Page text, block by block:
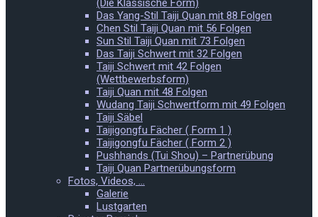
(Die Klassische Form)
Das Yang-Stil Taiji Quan mit 88 Folgen
Chen Stil Taiji Quan mit 56 Folgen
Sun Stil Taiji Quan mit 73 Folgen
Das Taiji Schwert mit 32 Folgen
Taiji Schwert mit 42 Folgen
(Wettbewerbsform)
Taiji Quan mit 48 Folgen
Wudang Taiji Schwertform mit 49 Folgen
Taiji Säbel
Taijigongfu Fächer ( Form 1 )
Taijigongfu Fächer ( Form 2 )
Pushhands (Tui Shou) – Partnerübung
Taiji Quan Partnerübungsform
Fotos, Videos, …
Galerie
Lustgarten